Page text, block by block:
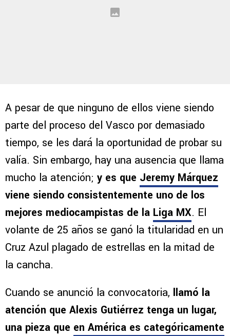
A pesar de que ninguno de ellos viene siendo
parte del proceso del Vasco por demasiado
tiempo, se les dará la oportunidad de probar su
valía. Sin embargo, hay una ausencia que llama
mucho la atención; y es que Jeremy Márquez
viene siendo consistentemente uno de los
mejores mediocampistas de la Liga MX. El
volante de 25 años se ganó la titularidad en un
Cruz Azul plagado de estrellas en la mitad de
la cancha.
Cuando se anunció la convocatoria, llamó la
atención que Alexis Gutiérrez tenga un lugar,
una pieza que en América es categóricamente